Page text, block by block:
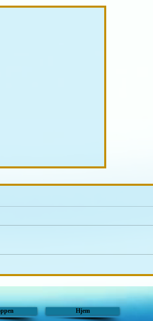
august, kl. 10:00 -
Hjem